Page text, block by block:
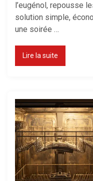
l’eugénol, repousse
solution simple,
une soirée …
Lire la suite